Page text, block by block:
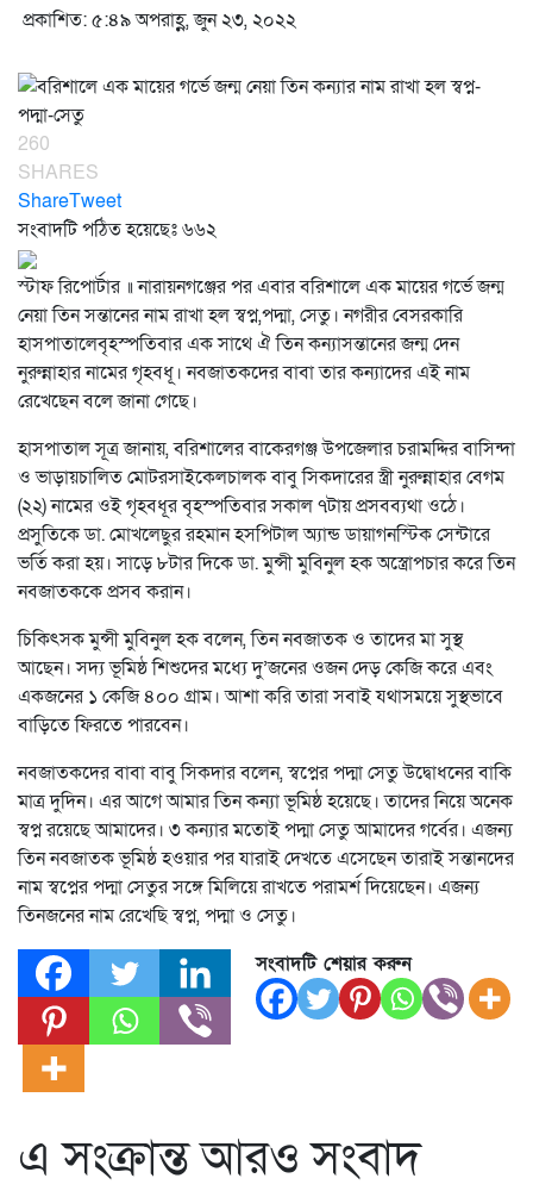
প্রকাশিত: ৫:৪৯ অপরাহ্ণ, জুন ২৩, ২০২২
260
SHARES
ShareTweet
সংবাদটি পঠিত হয়েছেঃ৬৬২
স্টাফ রিপোর্টার ॥ নারায়নগঞ্জের পর এবার বরিশালে এক মায়ের গর্ভে জন্ম
নেয়া তিন সন্তানের নাম রাখা হল স্বপ্ন,পদ্মা, সেতু। নগরীর বেসরকারি
হাসপাতালেবৃহস্পতিবার এক সাথে ঐ তিন কন্যাসন্তানের জন্ম দেন
নুরুন্নাহার নামের গৃহবধূ। নবজাতকদের বাবা তার কন্যাদের এই নাম
রেখেছেন বলে জানা গেছে।
হাসপাতাল সূত্র জানায়, বরিশালের বাকেরগঞ্জ উপজেলার চরামদ্দির বাসিন্দা
ও ভাড়ায়চালিত মোটরসাইকেলচালক বাবু সিকদারের স্ত্রী নুরুন্নাহার বেগম
(২২) নামের ওই গৃহবধূর বৃহস্পতিবার সকাল ৭টায় প্রসবব্যথা ওঠে।
প্রসুতিকে ডা. মোখলেছুর রহমান হসপিটাল অ্যান্ড ডায়াগনস্টিক সেন্টারে
ভর্তি করা হয়। সাড়ে ৮টার দিকে ডা. মুন্সী মুবিনুল হক অস্ত্রোপচার করে তিন
নবজাতককে প্রসব করান।
চিকিৎসক মুন্সী মুবিনুল হক বলেন, তিন নবজাতক ও তাদের মা সুস্থ
আছেন। সদ্য ভূমিষ্ঠ শিশুদের মধ্যে দু’জনের ওজন দেড় কেজি করে এবং
একজনের ১ কেজি ৪০০ গ্রাম। আশা করি তারা সবাই যথাসময়ে সুস্থভাবে
বাড়িতে ফিরতে পারবেন।
নবজাতকদের বাবা বাবু সিকদার বলেন, স্বপ্নের পদ্মা সেতু উদ্বোধনের বাকি
মাত্র দুদিন। এর আগে আমার তিন কন্যা ভূমিষ্ঠ হয়েছে। তাদের নিয়ে অনেক
স্বপ্ন রয়েছে আমাদের। ৩ কন্যার মতোই পদ্মা সেতু আমাদের গর্বের। এজন্য
তিন নবজাতক ভূমিষ্ঠ হওয়ার পর যারাই দেখতে এসেছেন তারাই সন্তানদের
নাম স্বপ্নের পদ্মা সেতুর সঙ্গে মিলিয়ে রাখতে পরামর্শ দিয়েছেন। এজন্য
তিনজনের নাম রেখেছি স্বপ্ন, পদ্মা ও সেতু।
সংবাদটি শেয়ার করুন
এ সংক্রান্ত আরও সংবাদ